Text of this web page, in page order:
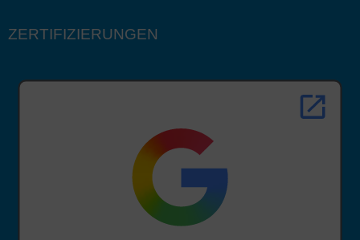
ZERTIFIZIERUNGEN